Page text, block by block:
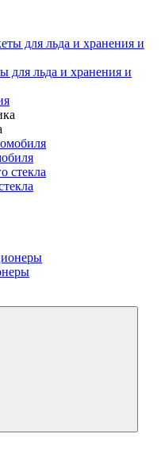
для льда и хранения и